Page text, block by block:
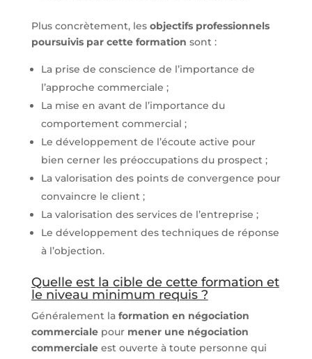
Plus concrètement, les objectifs professionnels
poursuivis par cette formation sont :
La prise de conscience de l’importance de
l’approche commerciale ;
La mise en avant de l’importance du
comportement commercial ;
Le développement de l’écoute active pour
bien cerner les préoccupations du prospect ;
La valorisation des points de convergence pour
convaincre le client ;
La valorisation des services de l’entreprise ;
Le développement des techniques de réponse
à l’objection.
Quelle est la cible de cette formation et
le niveau minimum requis ?
Généralement la formation en négociation
commercialepour mener une négociation
commercialeest ouverte à toute personne qui